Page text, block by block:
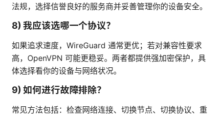
法规，选择信誉良好的服务商并妥善管理你的设备安全。
8) 我应该选哪一个协议？
如果追求速度，WireGuard 通常更优；若对兼容性要求
高，OpenVPN 可能更稳妥。两者都提供强加密保护，具
体选择看你的设备与网络状况。
9) 如何进行故障排除？
常见方法包括：检查网络连接、切换节点、切换协议、重